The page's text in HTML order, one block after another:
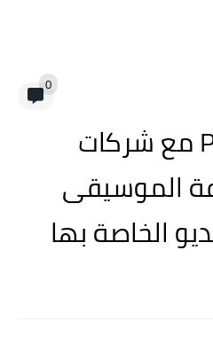
0
تتعاون Pinterest مع شركات
الموسيقى
الخاصة بها